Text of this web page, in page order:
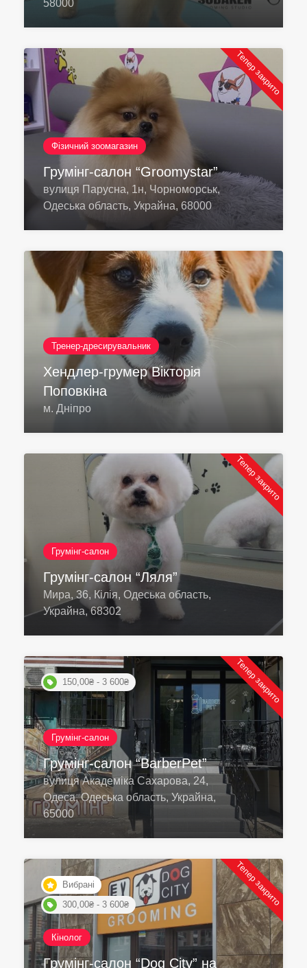
58000
Тепер закрито
Фізичний зоомагазин
Грумінг-салон “Groomystar”
вулиця Парусна, 1н, Чорноморськ,
Одеська область, Украйна, 68000
Тренер-дресирувальник
Хендлер-грумер Вікторія
Поповкіна
м. Дніпро
Тепер закрито
Грумінг-салон
Грумінг-салон “Ляля”
Мира, 36, Кілія, Одеська область,
Украйна, 68302
150,00₴ - 3 600₴ Тепер закрито
Грумінг-салон
Грумінг-салон “BarberPet”
вулиця Академiка Сахарова, 24,
Одеса, Одеська область, Украйна,
65000
Вибрані
300,00₴ - 3 600₴
Тепер закрито
Кінолог
Грумінг-салон “Dog City” на